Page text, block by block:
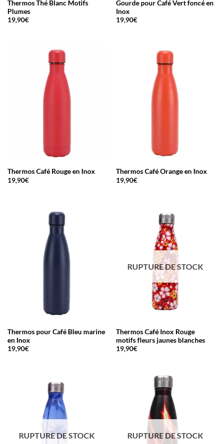
Thermos Thé Blanc Motifs
Plumes
19,90€
Gourde pour Café Vert foncé en
Inox
19,90€
Thermos Café Rouge en Inox
19,90€
Thermos Café Orange en Inox
19,90€
Thermos pour Café Bleu marine
en Inox
19,90€
RUPTURE DE STOCK
Thermos Café Inox Rouge
motifs fleurs jaunes blanches
19,90€
RUPTURE DE STOCK RUPTURE DE STOCK